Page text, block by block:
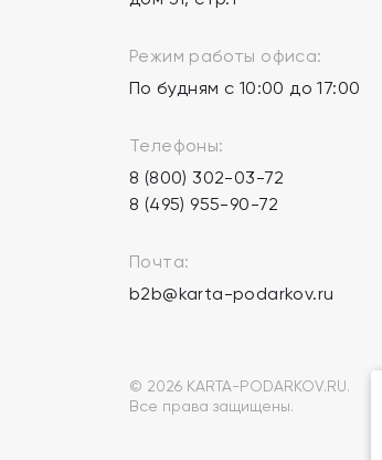
Режим работы офиса:
По будням с 10:00 до 17:00
Телефоны:
8 (800) 302-03-72
8 (495) 955-90-72
Почта:
b2b@karta-podarkov.ru
© 2026 KARTA-PODARKOV.RU.
Все права защищены.